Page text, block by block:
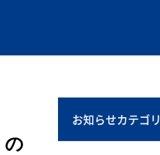
の
お知らせカテゴリ